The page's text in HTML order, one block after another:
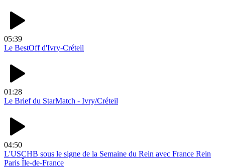
05:39
Le BestOff d'Ivry-Créteil
01:28
Le Brief du StarMatch - Ivry/Créteil
04:50
L'USCHB sous le signe de la Semaine du Rein avec France Rein
Paris Île-de-France